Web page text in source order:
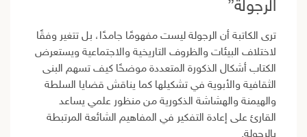
الرجولة”
ترى الكاتبة أن الرجولة ليست مفهومًا جامدًا، بل تتغير وفقًا
لاختلاف البيئات والظروف التاريخية والاجتماعية ويستعرض
الكتاب أشكال الذكورة المتعددة موضحًا كيف تسهم البنى
الثقافية والأبوية في تشكيلها كما يناقش قضايا السلطة
والهيمنة والهشاشة الذكورية من منظور علمي يساعد
القارئ على إعادة التفكير في المفاهيم الشائعة المرتبطة